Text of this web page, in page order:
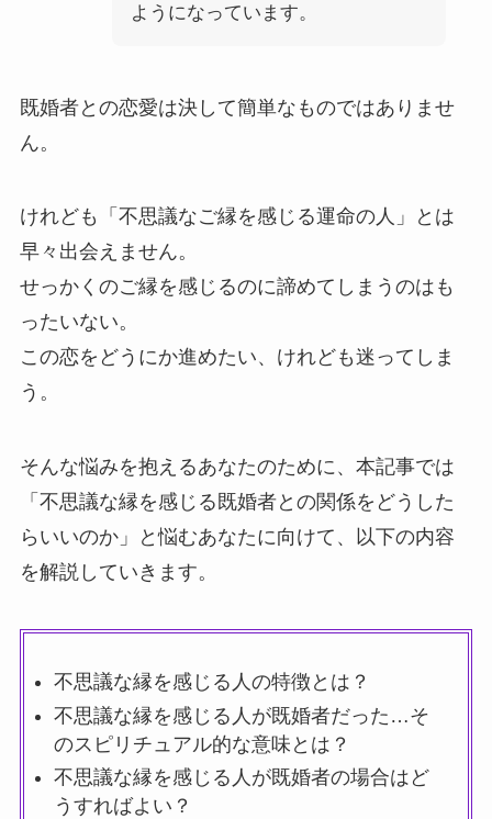
ようになっています。
既婚者との恋愛は決して簡単なものではありませ
ん。
けれども「不思議なご縁を感じる運命の人」とは
早々出会えません。
せっかくのご縁を感じるのに諦めてしまうのはも
ったいない。
この恋をどうにか進めたい、けれども迷ってしま
う。
そんな悩みを抱えるあなたのために、本記事では
「不思議な縁を感じる既婚者との関係をどうした
らいいのか」と悩むあなたに向けて、以下の内容
を解説していきます。
不思議な縁を感じる人の特徴とは？
不思議な縁を感じる人が既婚者だった…そ
のスピリチュアル的な意味とは？
不思議な縁を感じる人が既婚者の場合はど
うすればよい？